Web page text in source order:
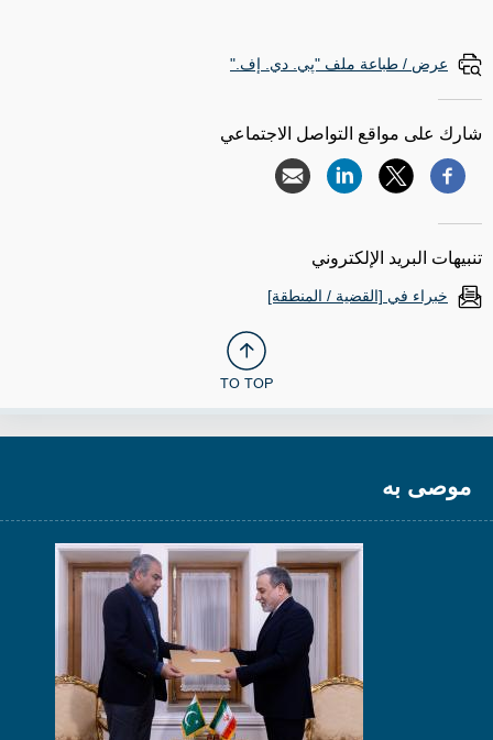
عرض / طباعة ملف "پي. دي. إف."
شارك على مواقع التواصل الاجتماعي
تنبيهات البريد الإلكتروني
خبراء في [القضية / المنطقة]
TO TOP
موصى به